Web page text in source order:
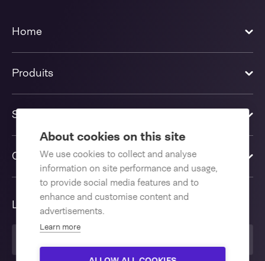
About cookies on this site
We use cookies to collect and analyse
information on site performance and usage,
to provide social media features and to
enhance and customise content and
advertisements.
Learn more
Home
Produits
Solutions
Contactez-nous
Langue